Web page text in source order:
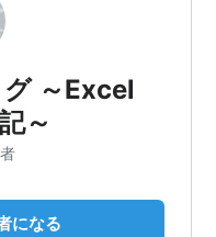
～Excel
～
になる